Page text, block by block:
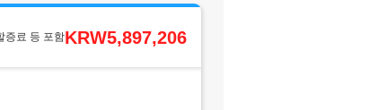
증료 등 포함KRW5,897,206